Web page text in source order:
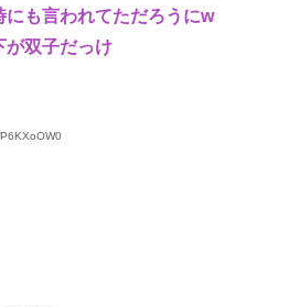
も言われてただろうにw
が双子だっけ